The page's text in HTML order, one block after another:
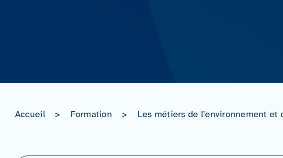
Accueil > Formation > Les métiers de l’environnement